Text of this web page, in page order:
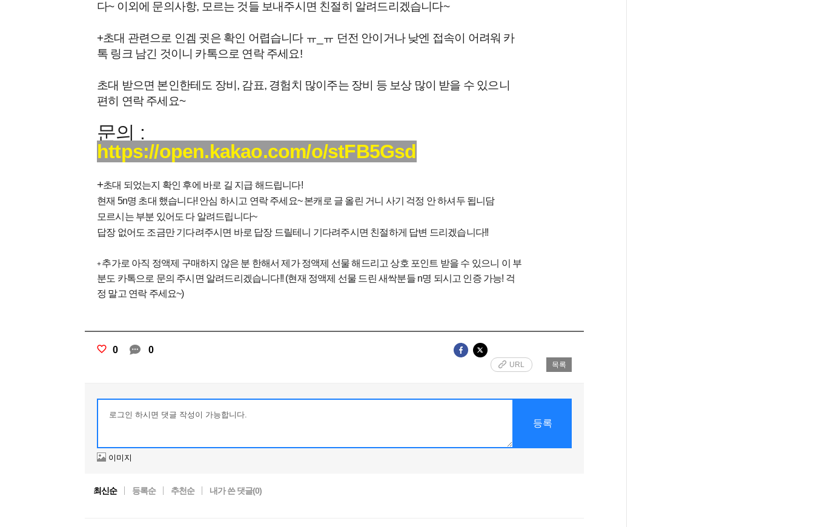
다~ 이외에 문의사항, 모르는 것들 보내주시면 친절히 알려드리겠습니다~
+초대 관련으로 인겜 귓은 확인 어렵습니다 ㅠ_ㅠ 던전 안이거나 낮엔 접속이 어려워 카
톡 링크 남긴 것이니 카톡으로 연락 주세요!
초대 받으면 본인한테도 장비, 감표, 경험치 많이주는 장비 등 보상 많이 받을 수 있으니
편히 연락 주세요~
문의 :
https://open.kakao.com/o/stFB5Gsd
+초대 되었는지 확인 후에 바로 길 지급 해드립니다!
현재 5n명 초대 했습니다! 안심 하시고 연락 주세요~ 본캐로 글 올린 거니 사기 걱정 안 하셔두 됩니담
모르시는 부분 있어도 다 알려드립니다~
답장 없어도 조금만 기다려주시면 바로 답장 드릴테니 기다려주시면 친절하게 답변 드리겠습니다!!
+추가로 아직 정액제 구매하지 않은 분 한해서 제가 정액제 선물 해드리고 상호 포인트 받을 수 있으니 이 부
분도 카톡으로 문의 주시면 알려드리겠습니다!! (현재 정액제 선물 드린 새싹분들 n명 되시고 인증 가능! 걱
정 말고 연락 주세요~)
0 0
URL
이미지
최신순 등록순 추천순 내가 쓴 댓글(0)